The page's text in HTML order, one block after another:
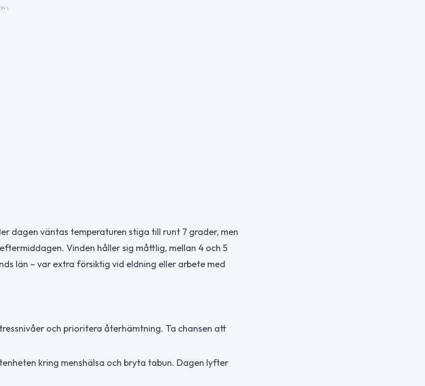
dagen väntas temperaturen stiga till runt 7 grader, men
Vinden håller sig måttlig, mellan 4 och 5
län – var extra försiktig vid eldning eller arbete med
och prioritera återhämtning. Ta chansen att
kring menshälsa och bryta tabun. Dagen lyfter